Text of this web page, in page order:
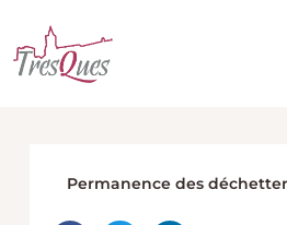
contenu
Permanence des